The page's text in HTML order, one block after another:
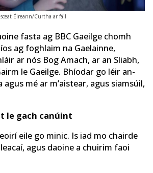
Éireann/Curtha ar fáil
fasta ag BBC Gaeilge chomh
ag foghlaim na Gaelainne,
ar nós Bog Amach, ar an Sliabh,
le Gaeilge. Bhíodar go léir an-
mé ar m’aistear, agus siamsúil,
le gach canúint
eile go minic. Is iad mo chairde
agus daoine a chuirim faoi